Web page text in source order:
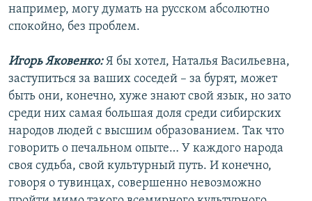
например, могу думать на русском абсолютно
спокойно, без проблем.
Игорь Яковенко:Я бы хотел, Наталья Васильевна,
заступиться за ваших соседей – за бурят, может
быть они, конечно, хуже знают свой язык, но зато
среди них самая большая доля среди сибирских
народов людей с высшим образованием. Так что
говорить о печальном опыте… У каждого народа
своя судьба, свой культурный путь. И конечно,
говоря о тувинцах, совершенно невозможно